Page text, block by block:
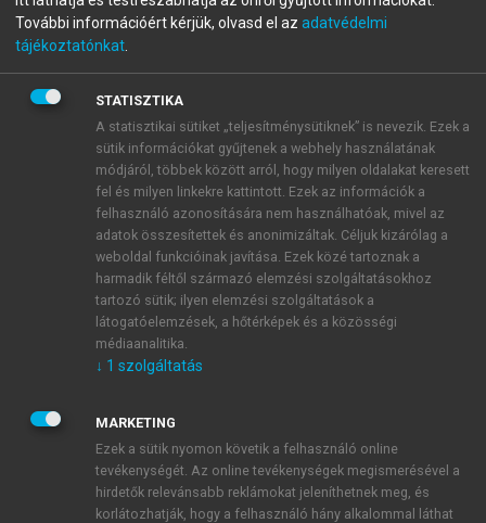
A regisztráció után apróbaidőszakautomatikusan
BELÉPÉS SAJÁT FIÓKKAL
ÚJ FIÓK LÉTREHOZÁSA
1 óra díjmentes hozzáférés
E-MAIL-CÍM
JELSZÓ
JELSZÓ ÚJRA
További információért kérjük, olvasd el az adatvédelmi
tájékoztatónkat
STATISZTIKA
A statisztikai sütiket „teljesítménysütiknek” is nevezik. Ezek a
sütik információkat gyűjtenek a webhely használatának
módjáról, többek között arról, hogy milyen oldalakat keresett
fel és milyen linkekre kattintott. Ezek az információk a
felhasználó azonosítására nem használhatóak, mivel az
adatok összesítettek és anonimizáltak. Céljuk kizárólag a
weboldal funkcióinak javítása. Ezek közé tartoznak a
harmadik féltől származó elemzési szolgáltatásokhoz
tartozó sütik; ilyen elemzési szolgáltatások a
látogatóelemzések, a hőtérképek és a közösségi
médiaanalitika.
↓ 1 szolgáltatás
MARKETING
Ezek a sütik nyomon követik a felhasználó online
tevékenységét. Az online tevékenységek megismerésével a
hirdetők relevánsabb reklámokat jeleníthetnek meg, és
korlátozhatják, hogy a felhasználó hány alkalommal láthat